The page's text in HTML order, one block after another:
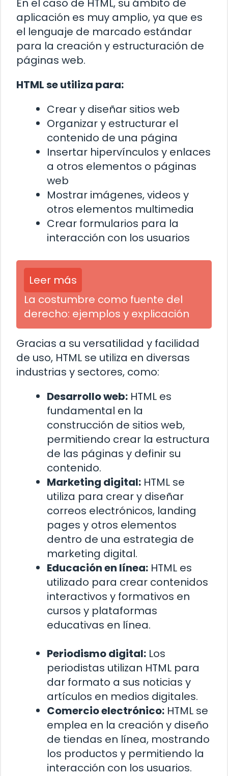
En el caso de HTML, su ámbito de
aplicación es muy amplio, ya que es
el lenguaje de marcado estándar
para la creación y estructuración de
páginas web.
HTML se utiliza para:
Crear y diseñar sitios web
Organizar y estructurar el
contenido de una página
Insertar hipervínculos y enlaces
a otros elementos o páginas
web
Mostrar imágenes, videos y
otros elementos multimedia
Crear formularios para la
interacción con los usuarios
Leer más
La costumbre como fuente del
derecho: ejemplos y explicación
Gracias a su versatilidad y facilidad
de uso, HTML se utiliza en diversas
industrias y sectores, como:
Desarrollo web: HTML es
fundamental en la
construcción de sitios web,
permitiendo crear la estructura
de las páginas y definir su
contenido.
Marketing digital: HTML se
utiliza para crear y diseñar
correos electrónicos, landing
pages y otros elementos
dentro de una estrategia de
marketing digital.
Educación en línea: HTML es
utilizado para crear contenidos
interactivos y formativos en
cursos y plataformas
educativas en línea.
Periodismo digital: Los
periodistas utilizan HTML para
dar formato a sus noticias y
artículos en medios digitales.
Comercio electrónico: HTML se
emplea en la creación y diseño
de tiendas en línea, mostrando
los productos y permitiendo la
interacción con los usuarios.